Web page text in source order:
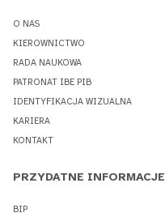
O NAS
KIEROWNICTWO
RADA NAUKOWA
PATRONAT IBE PIB
IDENTYFIKACJA WIZUALNA
KARIERA
KONTAKT
PRZYDATNE INFORMACJE
BIP